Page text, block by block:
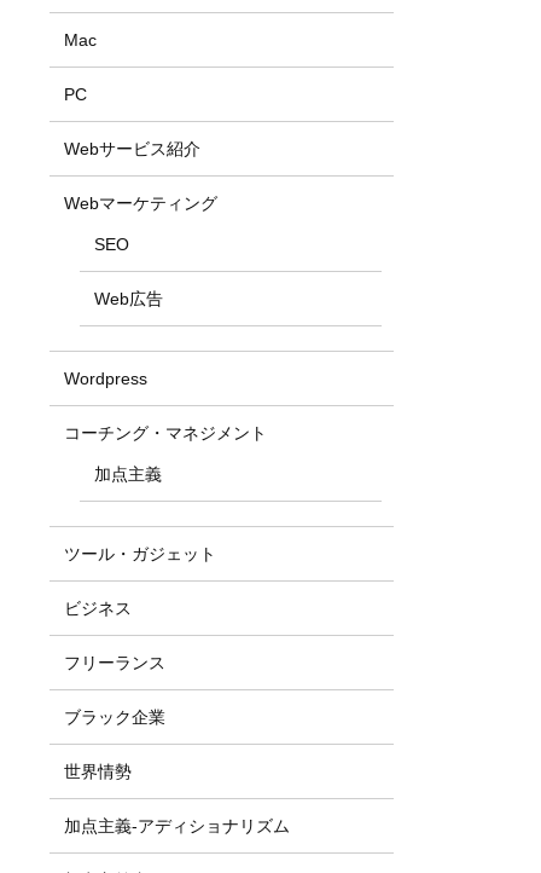
Mac
PC
Webサービス紹介
Webマーケティング
SEO
Web広告
Wordpress
コーチング・マネジメント
加点主義
ツール・ガジェット
ビジネス
フリーランス
ブラック企業
世界情勢
加点主義-アディショナリズム